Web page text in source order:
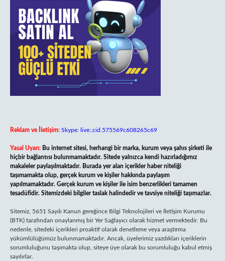
Reklam ve İletişim: Skype: live:.cid.575569c608265c69
Yasal Uyarı: Bu internet sitesi, herhangi bir marka, kurum veya şahıs şirketi ile
hiçbir bağlantısı bulunmamaktadır. Sitede yalnızca kendi hazırladığımız
makaleler paylaşılmaktadır. Burada yer alan içerikler haber niteliği
taşımamakta olup, gerçek kurum ve kişiler hakkında paylaşım
yapılmamaktadır. Gerçek kurum ve kişiler ile isim benzerlikleri tamamen
tesadüfidir. Sitemizdeki bilgiler taslak halindedir ve tavsiye niteliği taşımazlar.
Sitemiz, 5651 Sayılı Kanun gereğince Bilgi Teknolojileri ve İletişim Kurumu
(BTK) tarafından onaylanmış bir Yer Sağlayıcı olarak hizmet vermektedir. Bu
nedenle, sitedeki içerikleri proaktif olarak denetleme veya araştırma
yükümlülüğümüz bulunmamaktadır. Ancak, üyelerimiz yazdıkları içeriklerin
sorumluluğunu taşımakta olup, siteye üye olarak bu sorumluluğu kabul etmiş
sayılırlar.